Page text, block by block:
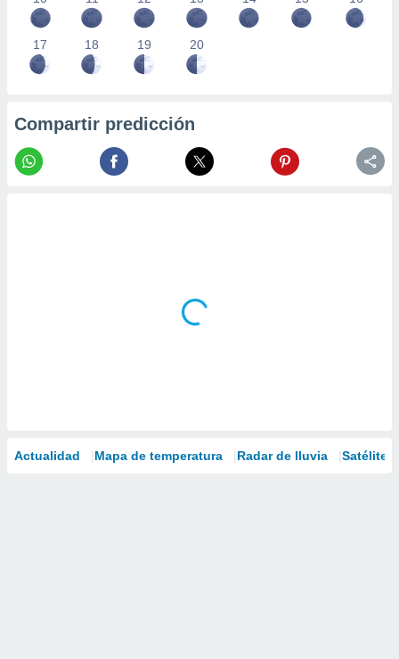
17 18 19 20
Compartir predicción
Actualidad Mapa de temperatura Radar de lluvia Satélites